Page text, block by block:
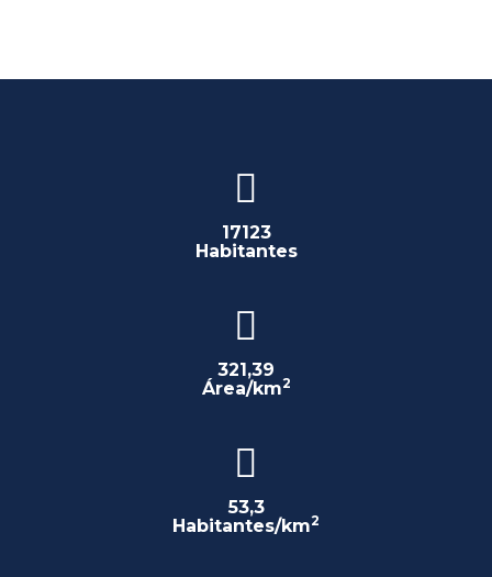
17123
Habitantes
321,39
Área/km2
53,3
Habitantes/km2